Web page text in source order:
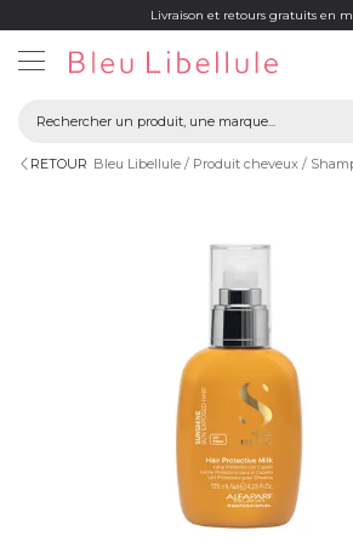
Livraison et retours gratuits en
RETOUR Bleu Libellule Produit cheveux